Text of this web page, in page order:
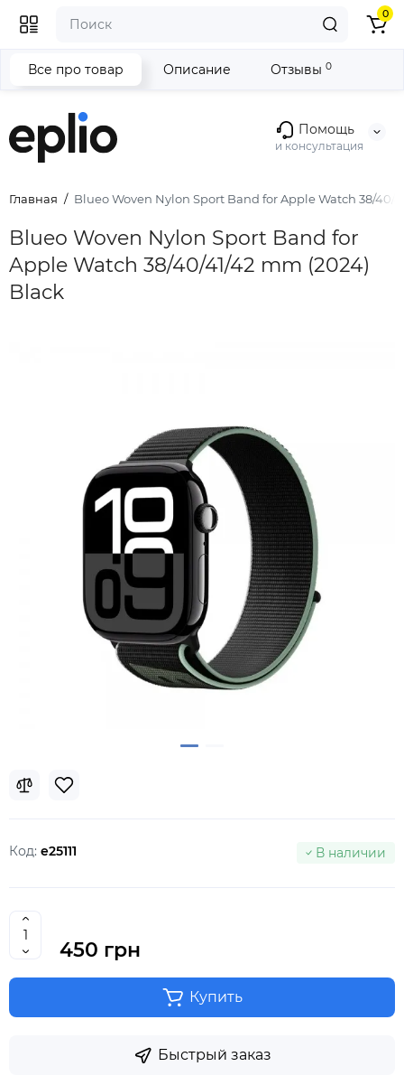
Помощь
и консультация
0
Главная Blueo Woven Nylon Sport Band for Apple Watch 38/40/
Blueo Woven Nylon Sport Band for
Apple Watch 38/40/41/42 mm (2024)
Black
Все про товар Описание Отзывы 0
Код: e25111 В наличии
450 грн
Купить
Быстрый заказ